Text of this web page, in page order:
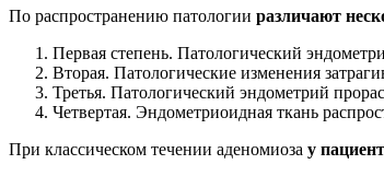
По распространению патологии различают
Первая степень. Патологический
Вторая. Патологические изменения
Третья. Патологический эндометрий
Четвертая. Эндометриоидная ткань
При классическом течении аденомиоза у